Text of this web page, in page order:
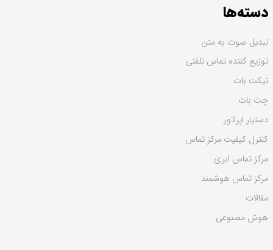
ج
ب
ا
ی
:
دسته‌ها
تبدیل صوت به متن
توزیع کننده تماس تلفنی
تیکت بات
چت بات
دستیار اپراتور
کنترل کیفیت مرکز تماس
مرکز تماس ابری
مرکز تماس هوشمند
مقالات
هوش مصنوعی